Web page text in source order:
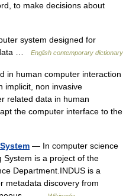
to make decisions about
system designed for
…
English contemporary dictionary
in human computer interaction
implicit, non invasive
related data in human
the computer interface to the
— In computer science
System is a project of the
Department.INDUS is a
metadata discovery from